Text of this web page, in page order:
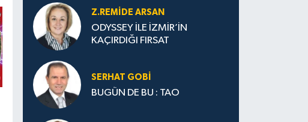
Z.REMIDE ARSAN
ODYSSEY İLE İZMİR’İN
KAÇIRDIĞI FIRSAT
SERHAT GOBİ
BUGÜN DE BU : TAO